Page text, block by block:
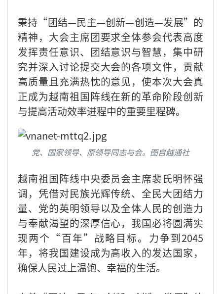
秉持“团结—民主—创新—创造—发展”的
精神，大会主席团要求全体参会代表高度
发挥责任意识、团结意识与智慧，集中研
究并深入讨论提交大会的各项文件，贡献
高质量且充满热忱的意见，使本次大会真
正成为越南祖国阵线在新的革命阶段创新
与提高活动效率进程中的重要里程碑。
党、国家领导、原领导同志与会。图自越通社
越南祖国阵线中央委员会主席裴氏明怀强
调，凭借对民族光辉传统、全民大团结力
量、党的英明领导以及全体人民的创造力
与奉献渴望的深厚信心，我国必将圆满实
现两个“百年”战略目标。力争到2045
年，将我国建设成为高收入的发达国家，
确保人民过上温饱、幸福的生活。